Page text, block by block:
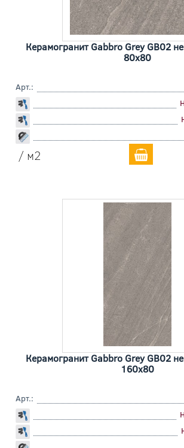
Керамогранит Gabbro Grey GB02
80x80
Арт.:
/ м2
Керамогранит Gabbro Grey GB02
160x80
Арт.: